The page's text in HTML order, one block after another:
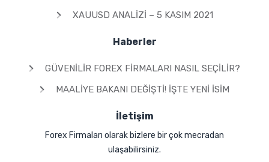
XAUUSD ANALIZI – 5 KASIM 2021
Haberler
GÜVENILIR FOREX FIRMALARI NASIL SEÇILIR?
MAALIYE BAKANI DEĞIŞTI! İŞTE YENI İSIM
İletişim
Forex Firmaları olarak bizlere bir çok mecradan
ulaşabilirsiniz.